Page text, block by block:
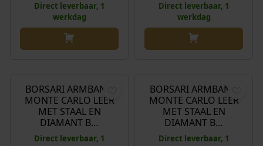
Direct leverbaar, 1
werkdag
Direct leverbaar, 1
werkdag
BORSARI ARMBAND
MONTE CARLO LEER
MET STAAL EN
DIAMANT B…
Direct leverbaar, 1
BORSARI ARMBAND
MONTE CARLO LEER
MET STAAL EN
DIAMANT B…
Direct leverbaar, 1